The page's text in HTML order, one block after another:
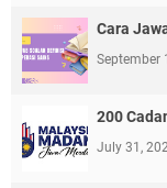
Cara
September
200
July 31,